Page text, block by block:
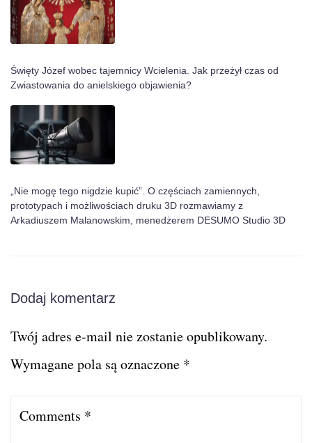
Święty Józef wobec tajemnicy Wcielenia. Jak przeżył czas od
Zwiastowania do anielskiego objawienia?
„Nie mogę tego nigdzie kupić”. O częściach zamiennych,
prototypach i możliwościach druku 3D rozmawiamy z
Arkadiuszem Malanowskim, menedżerem DESUMO Studio 3D
Dodaj komentarz
Twój adres e-mail nie zostanie opublikowany.
Wymagane pola są oznaczone *